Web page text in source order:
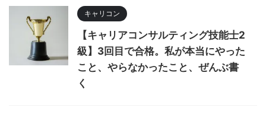
キャリコン
【キャリアコンサルティング技能士2
級】3回目で合格。私が本当にやった
こと、やらなかったこと、ぜんぶ書
く